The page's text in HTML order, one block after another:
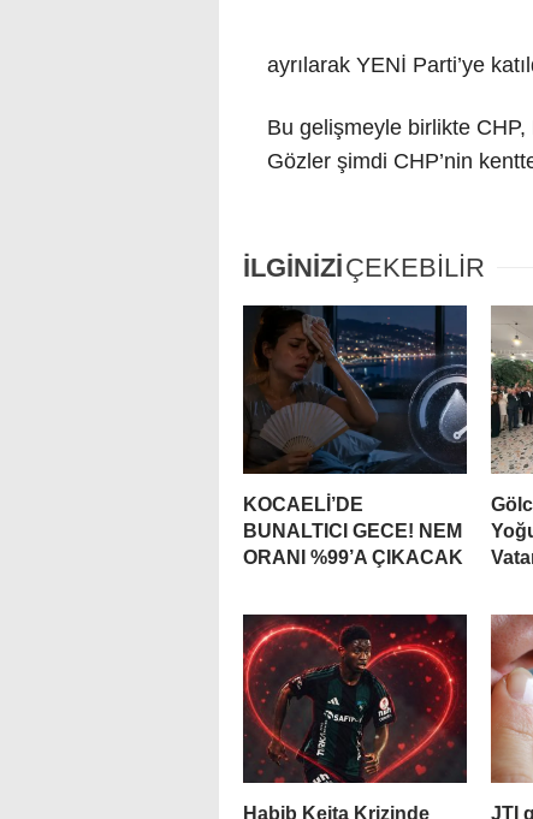
ayrılarak YENİ Parti’ye
Bu gelişmeyle birlikte
Gözler şimdi CHP’nin
İLGİNİZİÇEKEBİLİR
KOCAELİ’DE
BUNALTICI GECE! NEM
ORANI %99’A ÇIKACAK
Habib Keita Krizinde JTI